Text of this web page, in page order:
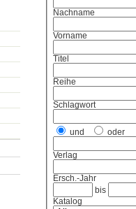
Nachname
Vorname
Titel
Reihe
Schlagwort
und oder
Verlag
Ersch.-Jahr
bis
Katalog